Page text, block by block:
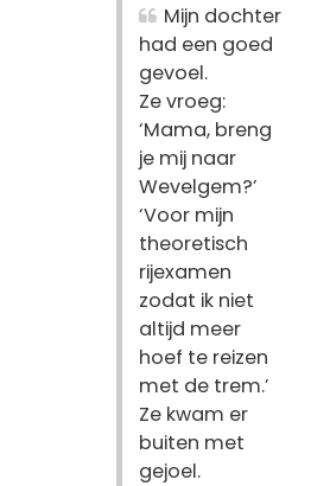
Mijn dochter
had een goed
gevoel.
Ze vroeg:
‘Mama, breng
je mij naar
Wevelgem?’
‘Voor mijn
theoretisch
rijexamen
zodat ik niet
altijd meer
hoef te reizen
met de trem.’
Ze kwam er
buiten met
gejoel.